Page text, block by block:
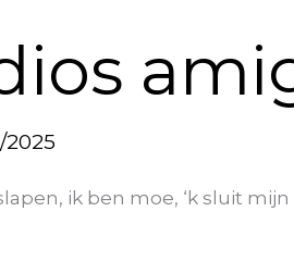
2025
ik ben moe, ‘k sluit